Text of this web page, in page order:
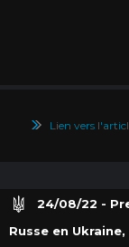
Lien vers
24/08/22 -
Russe en